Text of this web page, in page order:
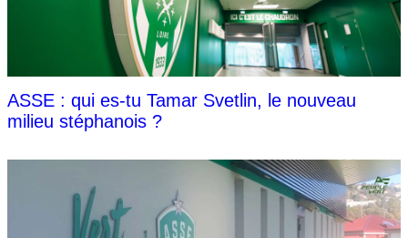
ASSE : qui es-tu Tamar Svetlin, le nouveau
milieu stéphanois ?